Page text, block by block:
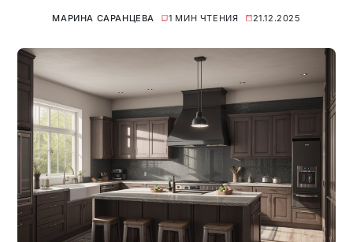
МАРИНА САРАНЦЕВА 1 МИН ЧТЕНИЯ 21.12.2025